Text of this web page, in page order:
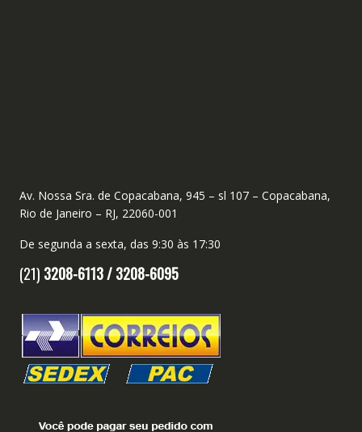
Av. Nossa Sra. de Copacabana, 945 – sl 107 – Copacabana,
Rio de Janeiro – RJ, 22060-001
De segunda a sexta, das 9:30 às 17:30
(21) 3208-6113 /3208-6095